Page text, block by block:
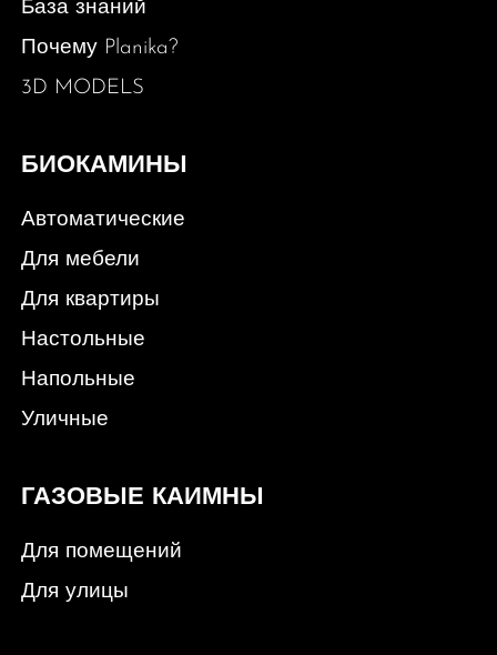
База знаний
Почему Planika?
3D MODELS
БИОКАМИНЫ
Автоматические
Для мебели
Для квартиры
Настольные
Напольные
Уличные
ГАЗОВЫЕ КАИМНЫ
Для помещений
Для улицы